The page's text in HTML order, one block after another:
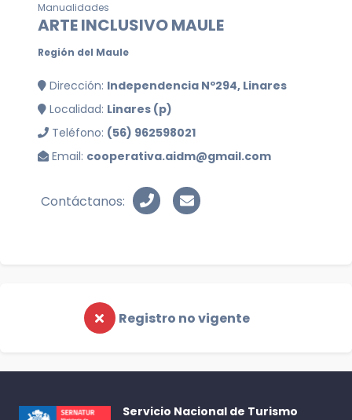
Manualidades
ARTE INCLUSIVO MAULE
Región del Maule
Dirección: Independencia Nº294, Linares
Localidad: Linares (p)
Teléfono: (56) 962598021
Email: cooperativa.aidm@gmail.com
Contáctanos:
Registro no vigente
Servicio Nacional de Turismo